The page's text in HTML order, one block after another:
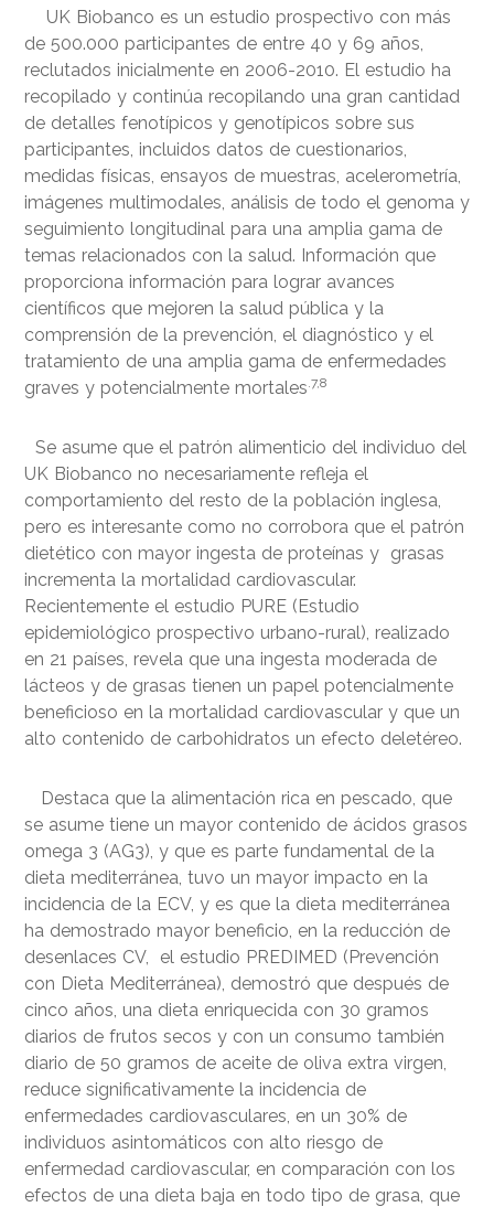
UK Biobanco es un estudio prospectivo con más
de 500.000 participantes de entre 40 y 69 años,
reclutados inicialmente en 2006-2010. El estudio ha
recopilado y continúa recopilando una gran cantidad
de detalles fenotípicos y genotípicos sobre sus
participantes, incluidos datos de cuestionarios,
medidas físicas, ensayos de muestras, acelerometría,
imágenes multimodales, análisis de todo el genoma y
seguimiento longitudinal para una amplia gama de
temas relacionados con la salud. Información que
proporciona información para lograr avances
científicos que mejoren la salud pública y la
comprensión de la prevención, el diagnóstico y el
tratamiento de una amplia gama de enfermedades
graves y potencialmente mortales .7,8
Se asume que el patrón alimenticio del individuo del
UK Biobanco no necesariamente refleja el
comportamiento del resto de la población inglesa,
pero es interesante como no corrobora que el patrón
dietético con mayor ingesta de proteínas y grasas
incrementa la mortalidad cardiovascular.
Recientemente el estudio PURE (Estudio
epidemiológico prospectivo urbano-rural), realizado
en 21 países, revela que una ingesta moderada de
lácteos y de grasas tienen un papel potencialmente
beneficioso en la mortalidad cardiovascular y que un
alto contenido de carbohidratos un efecto deletéreo.
Destaca que la alimentación rica en pescado, que
se asume tiene un mayor contenido de ácidos grasos
omega 3 (AG3), y que es parte fundamental de la
dieta mediterránea, tuvo un mayor impacto en la
incidencia de la ECV, y es que la dieta mediterránea
ha demostrado mayor beneficio, en la reducción de
desenlaces CV, el estudio PREDIMED (Prevención
con Dieta Mediterránea), demostró que después de
cinco años, una dieta enriquecida con 30 gramos
diarios de frutos secos y con un consumo también
diario de 50 gramos de aceite de oliva extra virgen,
reduce significativamente la incidencia de
enfermedades cardiovasculares, en un 30% de
individuos asintomáticos con alto riesgo de
enfermedad cardiovascular, en comparación con los
efectos de una dieta baja en todo tipo de grasa, que